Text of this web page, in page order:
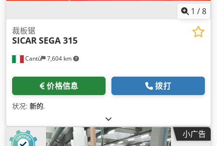
1 /8
Cantù 7,604 km
裁板锯
SICARSEGA 315
价格信息 拨打
状况: 新的,
小广告